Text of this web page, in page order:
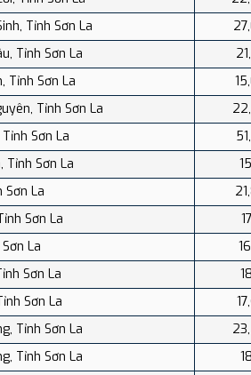
Tỉnh Sơn La
Tỉnh Sơn La
Tỉnh Sơn La
Tỉnh Sơn La
Sơn La
Tỉnh Sơn La
Sơn La
Sơn La
La
Sơn La
Sơn La
Tỉnh Sơn La
Tỉnh Sơn La